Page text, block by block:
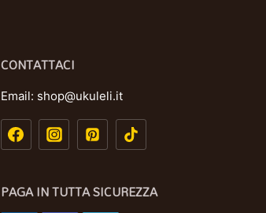
CONTATTACI
Email: shop@ukuleli.it
PAGA IN TUTTA SICUREZZA